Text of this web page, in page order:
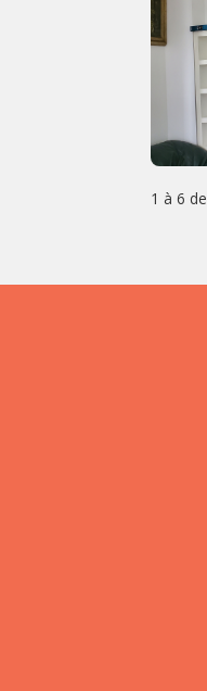
1 à 6 de